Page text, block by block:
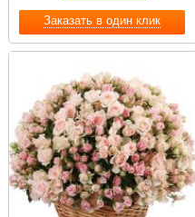
Заказать в один клик